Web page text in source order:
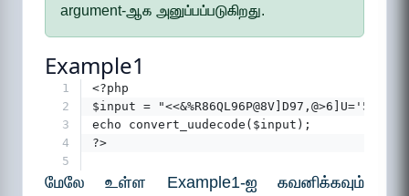
argument-ஆக அனுப்பப்படுகிறது.
Example1
1
<?php
2
$input =
3
echo convert_uudecode($input);
4
?>
5
மேலே உள்ள Example1-ஐ கவனிக்கவும்